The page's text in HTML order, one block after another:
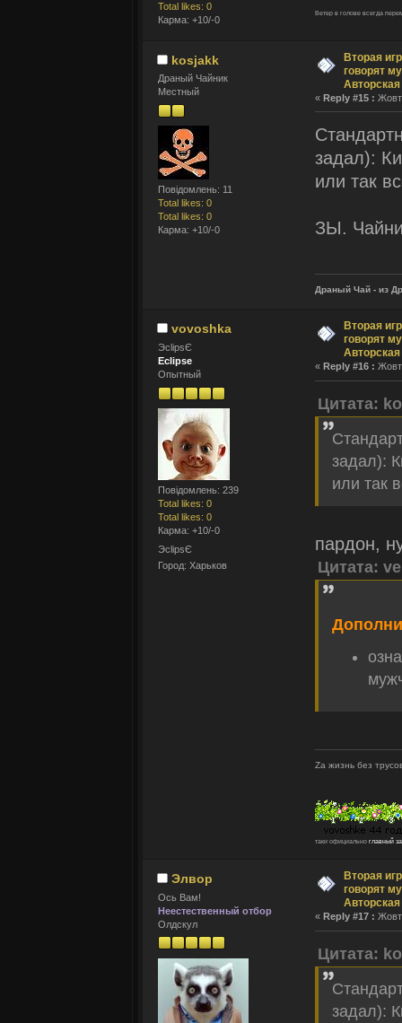
Total likes: 0
Карма: +10/-0
Ветеp в голове всегда
kosjakk
Драный Чайник
Местный
Повідомлень: 11
Total likes: 0
Total likes: 0
Карма: +10/-0
Вторая
говорят
« Reply #15 :
задал):
или так
ЗЫ.
Драный Чай - из
vovoshka
ЭclipsЄ
Eclipse
Опытный
Повідомлень: 239
Total likes: 0
Total likes: 0
Карма: +10/-0
ЭclipsЄ
Город: Харьков
Вторая
говорят
« Reply #16 :
Цитата:
задал):
или так
пардон,
Цитата:
Zа жизнь без
таки официально главный
Элвор
Ось Вам!
Неестественный отбор
Олдскул
Вторая
говорят
« Reply #17 :
Цитата:
задал):